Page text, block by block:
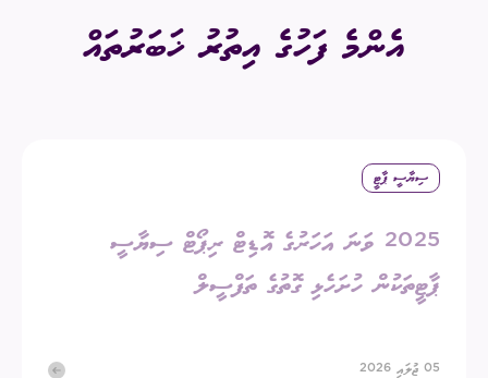
އެންމެ ފަހުގެ އިތުރު ޚަބަރުތައް
ސިޔާސީ ޕާޓީ
2025 ވަނަ އަހަރުގެ އޮޑިޓް ރިޕޯޓް ސިޔާސީ
ޕާޓީތަކުން ހުށަހެޅި ގޮތުގެ ތަފްސީލް
05 ޖުލައި 2026